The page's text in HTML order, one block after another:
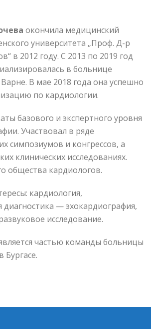
окончила медицинский
университета „Проф. Д-р
в 2012 году. С 2013 по 2019 год
в больнице
В мае 2018 года она успешно
по кардиологии.
базового и экспертного уровня
Участвовал в ряде
симпозиумов и конгрессов, а
клинических исследованиях.
общества кардиологов.
кардиология,
— эхокардиография,
исследование.
частью команды больницы
Бургасе.